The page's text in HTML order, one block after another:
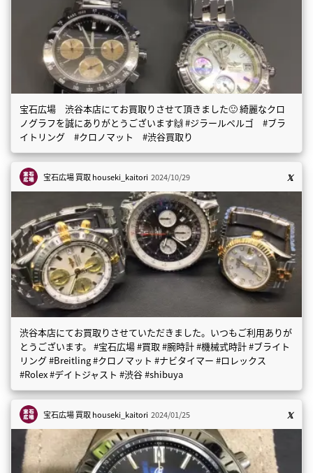
宝石広場 渋谷本店にてお買取りさせて頂きました🙂 綺麗なクロ
ノグラフを誠にありがとうございます🙌 #ジラールペルゴ #ブラ
イトリング #クロノマット #渋谷買取り
宝石広場 買取houseki_kaitori 2024/10/29
渋谷本店にてお買取りさせていただきました。いつもご利用ありが
とうございます。 #宝石広場 #買取 #腕時計 #機械式時計 #ブライト
リング #Breitling #クロノマット #ナビタイマー #ロレックス
#Rolex #デイトジャスト #渋谷 #shibuya
宝石広場 買取houseki_kaitori 2024/01/25